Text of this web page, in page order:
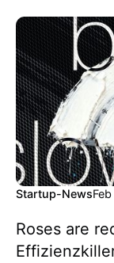
Startup-News
Roses are